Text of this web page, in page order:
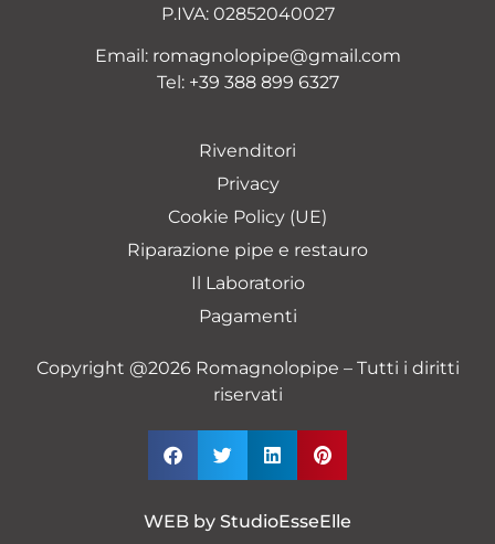
P.IVA: 02852040027
Email: romagnolopipe@gmail.com
Tel: +39 388 899 6327
Rivenditori
Privacy
Cookie Policy (UE)
Riparazione pipe e restauro
Il Laboratorio
Pagamenti
Copyright @2026 Romagnolopipe – Tutti i diritti
riservati
WEB by StudioEsseElle